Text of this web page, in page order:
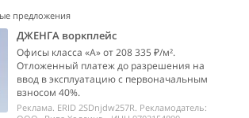
предложения
ДЖЕНГА воркплейс
Офисы класса «А» от 208 335 ₽/м².
Отложенный платеж до разрешения на
ввод в эксплуатацию с первоначальным
взносом 40%.
Реклама. ERID 2SDnjdw257R. Рекламодатель: